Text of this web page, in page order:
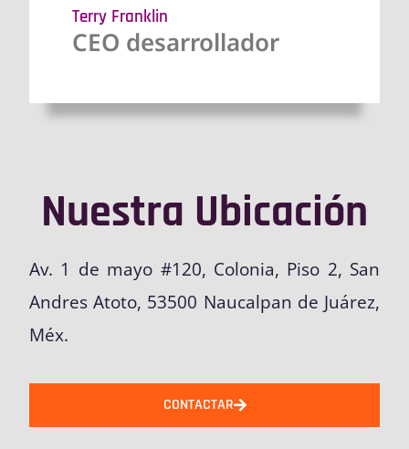
Terry Franklin
CEO desarrollador
Nuestra Ubicación
Av. 1 de mayo #120, Colonia, Piso 2, San
Andres Atoto, 53500 Naucalpan de Juárez,
Méx.
CONTACTAR